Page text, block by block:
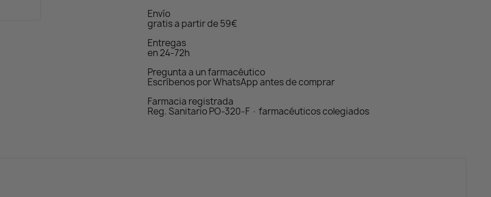
Envío
gratis a partir de 59€
Entregas
en 24-72h
Pregunta a un farmacéutico
Escríbenos por WhatsApp antes de comprar
Farmacia registrada
Reg. Sanitario PO-320-F · farmacéuticos colegiados